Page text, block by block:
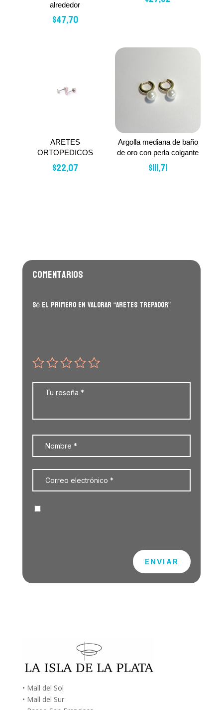
alrededor
$47,70
ARETES
ORTOPEDICOS
$22,07
Argolla mediana de baño
de oro con perla colgante
$111,71
Comentarios
Sé el primero en valorar “ARETES TREPADOR”
ENVIAR
• Mall del Sol
• Mall del Sur